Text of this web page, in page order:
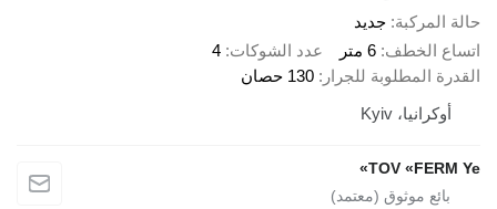
جديد
الخطف 6 متر عدد الشوكات 4
المطلوبة للجرار 130 حصان
أوكرانيا، Kyiv
TOV